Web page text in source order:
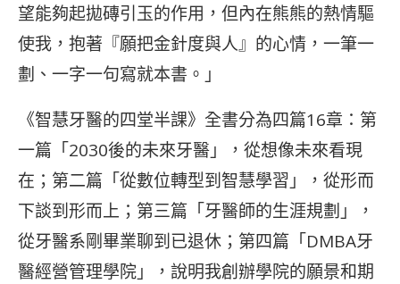
望能夠起拋磚引玉的作用，但內在熊熊的熱情驅
使我，抱著『願把金針度與人』的心情，一筆一
劃、一字一句寫就本書。」
《智慧牙醫的四堂半課》全書分為四篇16章：第
一篇「2030後的未來牙醫」，從想像未來看現
在；第二篇「從數位轉型到智慧學習」，從形而
下談到形而上；第三篇「牙醫師的生涯規劃」，
從牙醫系剛畢業聊到已退休；第四篇「DMBA牙
醫經營管理學院」，說明我創辦學院的願景和期